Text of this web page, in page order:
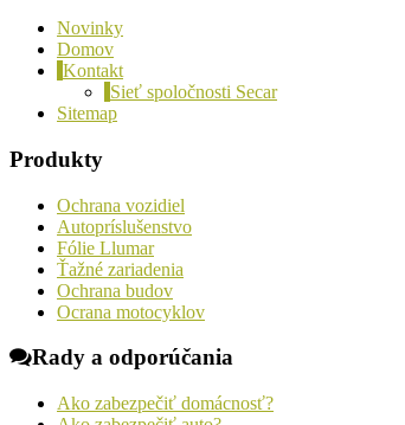
Novinky
Domov
Kontakt
Sieť spoločnosti Secar
Sitemap
Produkty
Ochrana vozidiel
Autopríslušenstvo
Fólie Llumar
Ťažné zariadenia
Ochrana budov
Ocrana motocyklov
Rady a odporúčania
Ako zabezpečiť domácnosť?